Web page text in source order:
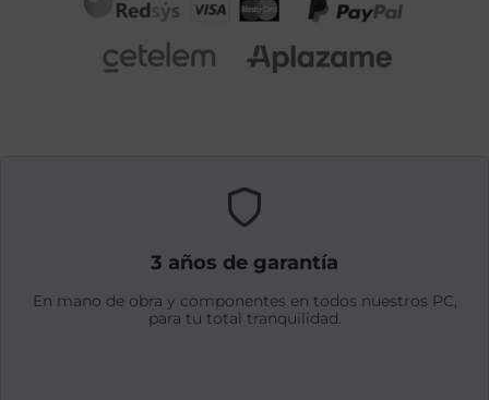
3 años de garantía
En mano de obra y componentes en todos nuestros PC,
para tu total tranquilidad.